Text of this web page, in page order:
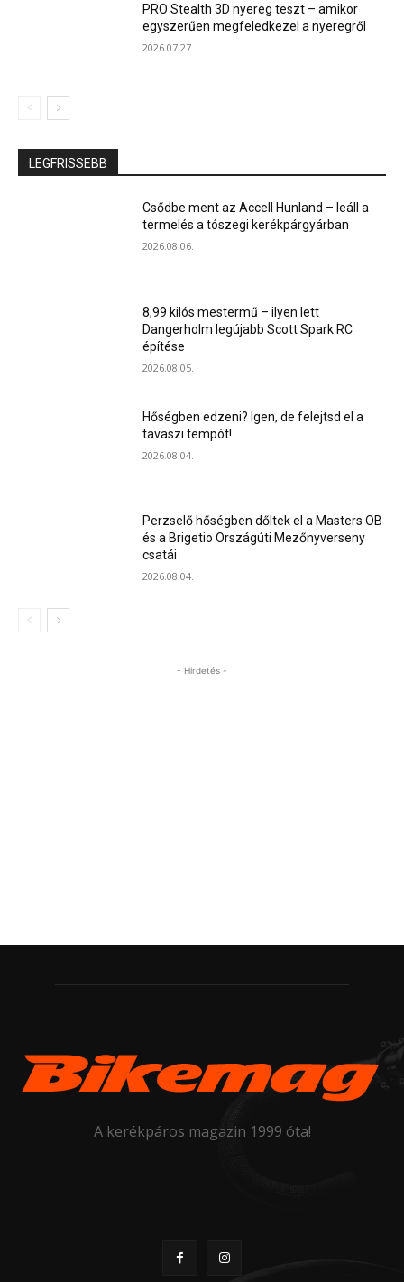
PRO Stealth 3D nyereg teszt – amikor
egyszerűen megfeledkezel a nyeregről
2026.07.27.
LEGFRISSEBB
Csődbe ment az Accell Hunland – leáll a
termelés a tószegi kerékpárgyárban
2026.08.06.
8,99 kilós mestermű – ilyen lett
Dangerholm legújabb Scott Spark RC
építése
2026.08.05.
Hőségben edzeni? Igen, de felejtsd el a
tavaszi tempót!
2026.08.04.
Perzselő hőségben dőltek el a Masters OB
és a Brigetio Országúti Mezőnyverseny
csatái
2026.08.04.
- Hirdetés -
A kerékpáros magazin 1999 óta!